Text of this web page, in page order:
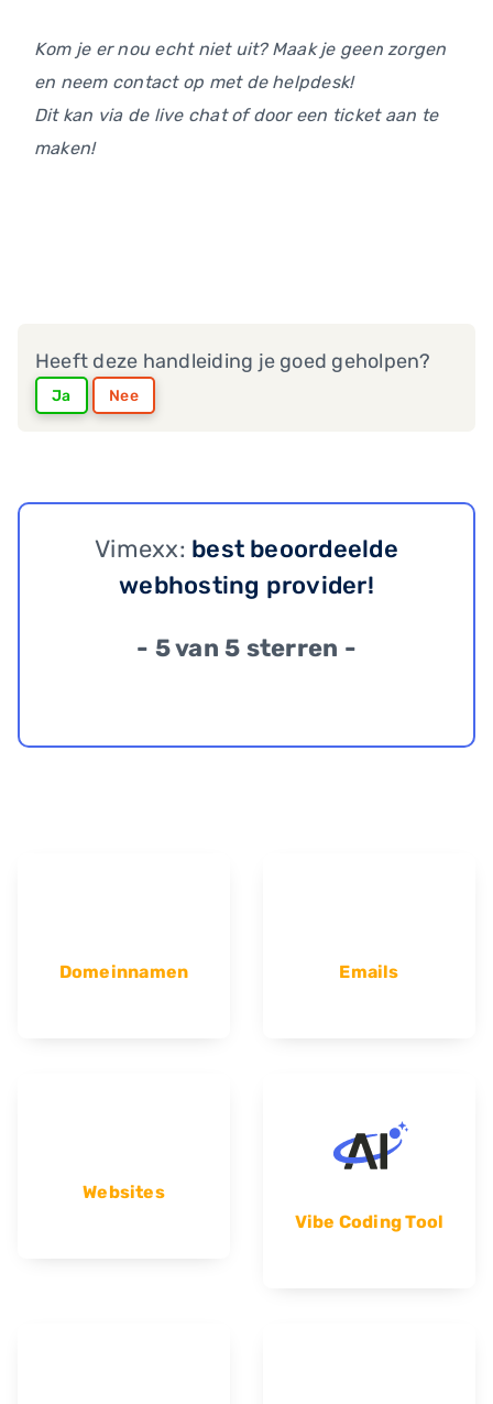
Kom je er nou echt niet uit? Maak je geen zorgen
en neem contact op met de helpdesk!
Dit kan via de live chat of door een ticket aan te
maken!
Heeft deze handleiding je goed geholpen?
Ja Nee
Vimexx: best beoordeelde
webhosting provider!
- 5 van 5 sterren -
Domeinnamen Emails
Websites
Vibe Coding Tool